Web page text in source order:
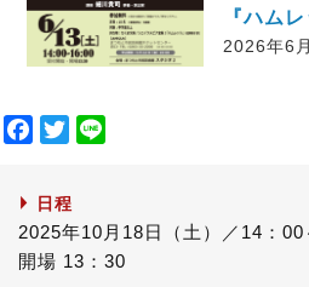
『ハムレ
2026年6
F
e
b
o
T
t
t
e
日程
2025年10月18日（土）／14：
開場 13：30